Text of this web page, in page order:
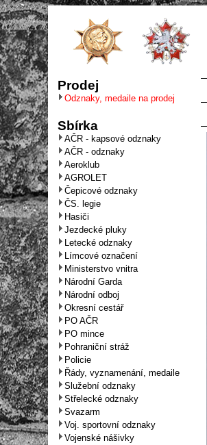
Prodej
Odznaky, medaile na prodej
Sbírka
AČR - kapsové odznaky
AČR - odznaky
Aeroklub
AGROLET
Čepicové odznaky
ČS. legie
Hasiči
Jezdecké pluky
Letecké odznaky
Límcové označení
Ministerstvo vnitra
Národní Garda
Národní odboj
Okresní cestář
PO AČR
PO mince
Pohraniční stráž
Policie
Řády, vyznamenání, medaile
Služební odznaky
Střelecké odznaky
Svazarm
Voj. sportovní odznaky
Vojenské nášivky